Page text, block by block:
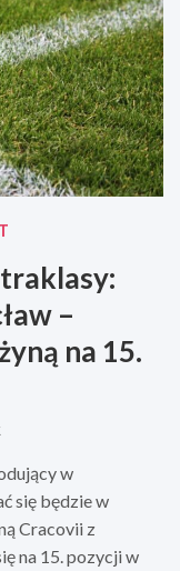
–
na 15.
w
się będzie w
Cracovii z
na 15. pozycji w